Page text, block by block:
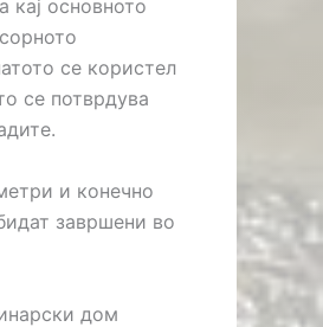
кај основното
се користел
се потврдува
и конечно
завршени во
дом